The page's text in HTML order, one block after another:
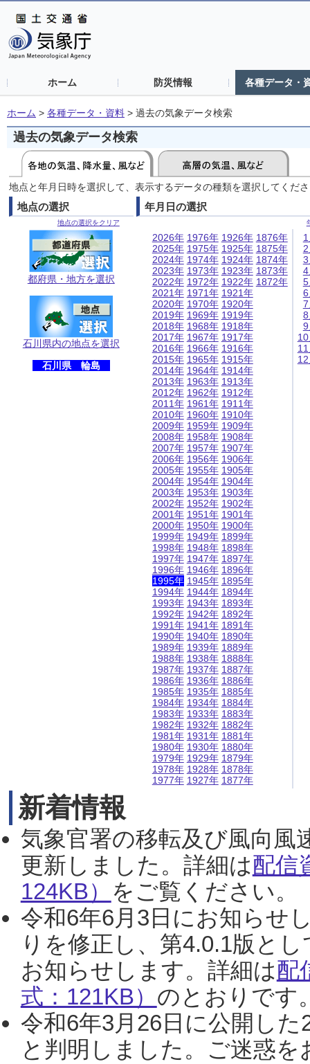
ホーム 防災情報 各種データ・
ホーム > 各種データ・資料 > 過去の気象データ検索
過去の気象データ検索
地点と年月日時を選択して、表示するデータの種類を選択してくだ
地点の選択
地点の選択をクリア
都府県・地方を選択
石川県内の地点を選択
石川県 輪島
年月日の選択
2026年
2025年
2024年
2023年
2022年
2021年
2020年
2019年
2018年
2017年
2016年
2015年
2014年
2013年
2012年
2011年
2010年
2009年
2008年
2007年
2006年
2005年
2004年
2003年
2002年
2001年
2000年
1999年
1998年
1997年
1996年
1995年
1994年
1993年
1992年
1991年
1990年
1989年
1988年
1987年
1986年
1985年
1984年
1983年
1982年
1981年
1980年
1979年
1978年
1977年
1976年
1975年
1974年
1973年
1972年
1971年
1970年
1969年
1968年
1967年
1966年
1965年
1964年
1963年
1962年
1961年
1960年
1959年
1958年
1957年
1956年
1955年
1954年
1953年
1952年
1951年
1950年
1949年
1948年
1947年
1946年
1945年
1944年
1943年
1942年
1941年
1940年
1939年
1938年
1937年
1936年
1935年
1934年
1933年
1932年
1931年
1930年
1929年
1928年
1927年
1926年
1925年
1924年
1923年
1922年
1921年
1920年
1919年
1918年
1917年
1916年
1915年
1914年
1913年
1912年
1911年
1910年
1909年
1908年
1907年
1906年
1905年
1904年
1903年
1902年
1901年
1900年
1899年
1898年
1897年
1896年
1895年
1894年
1893年
1892年
1891年
1890年
1889年
1888年
1887年
1886年
1885年
1884年
1883年
1882年
1881年
1880年
1879年
1878年
1877年
1876年
1875年
1874年
1873年
1872年
新着情報
気象官署の移転及び風向風
更新しました。詳細は配信
124KB） をご覧ください。
令和6年6月3日にお知らせ
りを修正し、第4.0.1版と
お知らせします。詳細は配
式：121KB） のとおりです
令和6年3月26日に公開し
と判明しました。ご迷惑